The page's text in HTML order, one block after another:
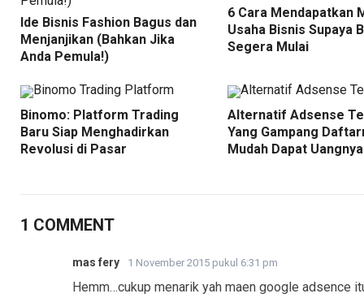
Ide Bisnis Fashion Bagus dan
Menjanjikan (Bahkan Jika
Anda Pemula!)
6 Cara Mendapatkan
Usaha Bisnis Supaya
Segera Mulai
Binomo: Platform Trading
Baru Siap Menghadirkan
Revolusi di Pasar
Alternatif Adsense
Yang Gampang
Mudah Dapat Uangnya
1 COMMENT
mas fery 1 November 2015 pukul 6:31 pm
Hemm…cukup menarik yah maen google adsence